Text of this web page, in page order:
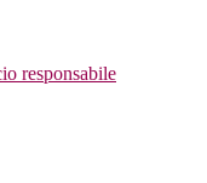
responsabile